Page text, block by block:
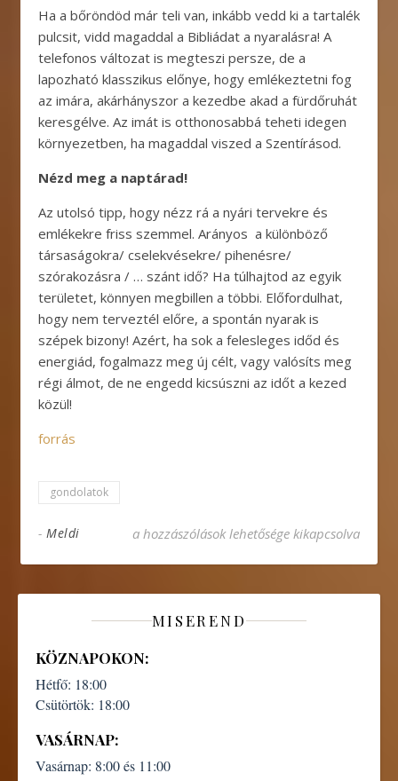
Ha a bőröndöd már teli van, inkább vedd ki a tartalék
pulcsit, vidd magaddal a Bibliádat a nyaralásra! A
telefonos változat is megteszi persze, de a
lapozható klasszikus előnye, hogy emlékeztetni fog
az imára, akárhányszor a kezedbe akad a fürdőruhát
keresgélve. Az imát is otthonosabbá teheti idegen
környezetben, ha magaddal viszed a Szentírásod.
Nézd meg a naptárad!
Az utolsó tipp, hogy nézz rá a nyári tervekre és
emlékekre friss szemmel. Arányos a különböző
társaságokra/ cselekvésekre/ pihenésre/
szórakozásra / … szánt idő? Ha túlhajtod az egyik
területet, könnyen megbillen a többi. Előfordulhat,
hogy nem terveztél előre, a spontán nyarak is
szépek bizony! Azért, ha sok a felesleges időd és
energiád, fogalmazz meg új célt, vagy valósíts meg
régi álmot, de ne engedd kicsúszni az időt a kezed
közül!
forrás
gondolatok
- Meldi 5 TIPP NYÁRRA – HOGY LELKILEG IS
a hozzászólások lehetősége kikapcsolva
MISEREND
KÖZNAPOKON:
Hétfő: 18:00
Csütörtök: 18:00
VASÁRNAP:
Vasárnap: 8:00 és 11:00